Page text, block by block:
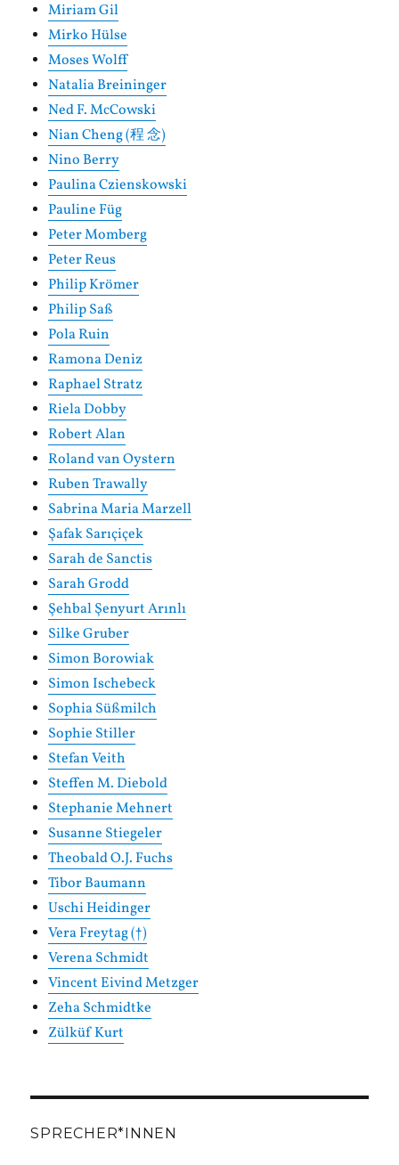
Miriam Gil
Mirko Hülse
Moses Wolff
Natalia Breininger
Ned F. McCowski
Nian Cheng (程 念)
Nino Berry
Paulina Czienskowski
Pauline Füg
Peter Momberg
Peter Reus
Philip Krömer
Philip Saß
Pola Ruin
Ramona Deniz
Raphael Stratz
Riela Dobby
Robert Alan
Roland van Oystern
Ruben Trawally
Sabrina Maria Marzell
Şafak Sarıçiçek
Sarah de Sanctis
Sarah Grodd
Şehbal Şenyurt Arınlı
Silke Gruber
Simon Borowiak
Simon Ischebeck
Sophia Süßmilch
Sophie Stiller
Stefan Veith
Steffen M. Diebold
Stephanie Mehnert
Susanne Stiegeler
Theobald O.J. Fuchs
Tibor Baumann
Uschi Heidinger
Vera Freytag (†)
Verena Schmidt
Vincent Eivind Metzger
Zeha Schmidtke
Zülküf Kurt
SPRECHER*INNEN